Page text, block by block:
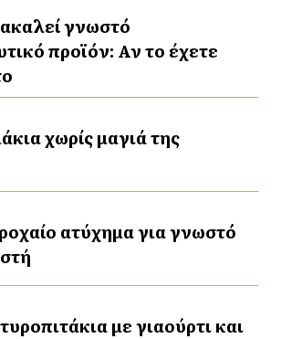
γνωστό
προϊόν: Αν το έχετε
χωρίς μαγιά της
ατύχημα για γνωστό
με γιαούρτι και